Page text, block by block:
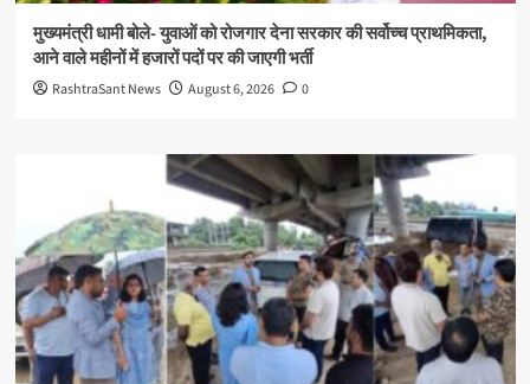
मुख्यमंत्री धामी बोले- युवाओं को रोजगार देना सरकार की सर्वोच्च प्राथमिकता,
आने वाले महीनों में हजारों पदों पर की जाएगी भर्ती
RashtraSant News August 6, 2026 0